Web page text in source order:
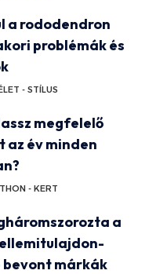
a rododendron
problémák és
- STÍLUS
megfelelő
az év minden
- KERT
a
márkák